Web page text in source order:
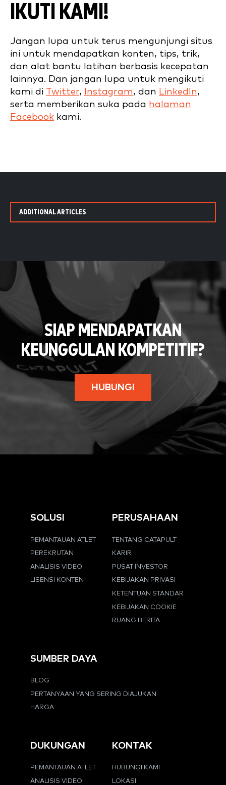
IKUTI KAMI!
Jangan lupa untuk terus mengunjungi situs
ini untuk mendapatkan konten, tips, trik,
dan alat bantu latihan berbasis kecepatan
lainnya. Dan jangan lupa untuk mengikuti
kami di Twitter, Instagram, dan LinkedIn,
serta memberikan suka pada halaman
Facebook kami.
ADDITIONAL ARTICLES
SIAP MENDAPATKAN
KEUNGGULAN KOMPETITIF?
HUBUNGI
SOLUSI
PEMANTAUAN ATLET
PEREKRUTAN
ANALISIS VIDEO
LISENSI KONTEN
PERUSAHAAN
TENTANG CATAPULT
KARIR
PUSAT INVESTOR
KEBIJAKAN PRIVASI
KETENTUAN STANDAR
KEBIJAKAN COOKIE
RUANG BERITA
SUMBER DAYA
BLOG
PERTANYAAN YANG SERING DIAJUKAN
HARGA
DUKUNGAN
PEMANTAUAN ATLET
ANALISIS VIDEO
KONTAK
HUBUNGI KAMI
LOKASI